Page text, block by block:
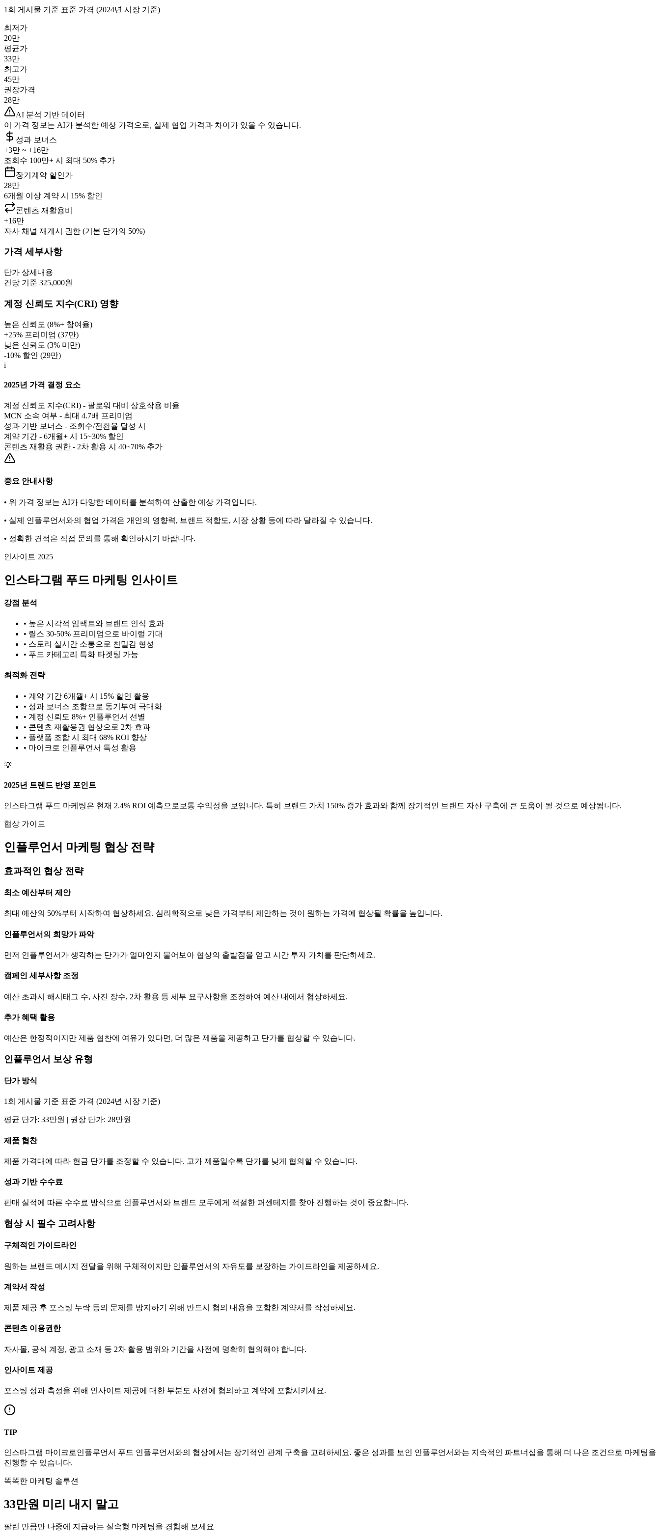
1회 게시물 기준 표준 가격 (2024년 시장 기준)
최저가
20만
평균가
33만
최고가
45만
권장가격
28만
AI 분석 기반 데이터
이 가격 정보는 AI가 분석한 예상 가격으로, 실제 협업 가격과 차이가 있을 수 있습니다.
성과 보너스
+3만 ~ +16만
조회수 100만+ 시 최대 50% 추가
장기계약 할인가
28만
6개월 이상 계약 시 15% 할인
콘텐츠 재활용비
+16만
자사 채널 재게시 권한 (기본 단가의 50%)
가격 세부사항
단가 상세내용
건당 기준 325,000원
계정 신뢰도 지수(CRI) 영향
높은 신뢰도 (8%+ 참여율)
+25% 프리미엄 (37만)
낮은 신뢰도 (3% 미만)
-10% 할인 (29만)
i
2025년 가격 결정 요소
계정 신뢰도 지수(CRI) - 팔로워 대비 상호작용 비율
MCN 소속 여부 - 최대 4.7배 프리미엄
성과 기반 보너스 - 조회수/전환율 달성 시
계약 기간 - 6개월+ 시 15~30% 할인
콘텐츠 재활용 권한 - 2차 활용 시 40~70% 추가
중요 안내사항
• 위 가격 정보는 AI가 다양한 데이터를 분석하여 산출한 예상 가격입니다.
• 실제 인플루언서와의 협업 가격은 개인의 영향력, 브랜드 적합도, 시장 상황 등에 따라 달라질 수 있습니다.
• 정확한 견적은 직접 문의를 통해 확인하시기 바랍니다.
인사이트 2025
인스타그램 푸드 마케팅 인사이트
강점 분석
• 높은 시각적 임팩트와 브랜드 인식 효과
• 릴스 30-50% 프리미엄으로 바이럴 기대
• 스토리 실시간 소통으로 친밀감 형성
• 푸드 카테고리 특화 타겟팅 가능
최적화 전략
• 계약 기간 6개월+ 시 15% 할인 활용
• 성과 보너스 조항으로 동기부여 극대화
• 계정 신뢰도 8%+ 인플루언서 선별
• 콘텐츠 재활용권 협상으로 2차 효과
• 플랫폼 조합 시 최대 68% ROI 향상
• 마이크로 인플루언서 특성 활용
💡
2025년 트렌드 반영 포인트
인스타그램 푸드 마케팅은 현재 2.4% ROI 예측으로 보통 수익성을 보입니다. 특히 브랜드 가치 150% 증가 효과와 함께 장기적인 브랜드 자산 구축에 큰 도움이 될 것으로 예상됩니다.
협상 가이드
인플루언서 마케팅 협상 전략
효과적인 협상 전략
최소 예산부터 제안
최대 예산의 50%부터 시작하여 협상하세요. 심리학적으로 낮은 가격부터 제안하는 것이 원하는 가격에 협상될 확률을 높입니다.
인플루언서의 희망가 파악
먼저 인플루언서가 생각하는 단가가 얼마인지 물어보아 협상의 출발점을 얻고 시간 투자 가치를 판단하세요.
캠페인 세부사항 조정
예산 초과시 해시태그 수, 사진 장수, 2차 활용 등 세부 요구사항을 조정하여 예산 내에서 협상하세요.
추가 혜택 활용
예산은 한정적이지만 제품 협찬에 여유가 있다면, 더 많은 제품을 제공하고 단가를 협상할 수 있습니다.
인플루언서 보상 유형
단가방식
1회 게시물 기준 표준 가격 (2024년 시장 기준)
평균 단가: 33만원 | 권장 단가: 28만원
제품 협찬
제품 가격대에 따라 현금 단가를 조정할 수 있습니다. 고가 제품일수록 단가를 낮게 협의할 수 있습니다.
성과 기반 수수료
판매 실적에 따른 수수료 방식으로 인플루언서와 브랜드 모두에게 적절한 퍼센테지를 찾아 진행하는 것이 중요합니다.
협상 시 필수 고려사항
구체적인 가이드라인
원하는 브랜드 메시지 전달을 위해 구체적이지만 인플루언서의 자유도를 보장하는 가이드라인을 제공하세요.
계약서 작성
제품 제공 후 포스팅 누락 등의 문제를 방지하기 위해 반드시 협의 내용을 포함한 계약서를 작성하세요.
콘텐츠 이용권한
자사몰, 공식 계정, 광고 소재 등 2차 활용 범위와 기간을 사전에 명확히 협의해야 합니다.
인사이트 제공
포스팅 성과 측정을 위해 인사이트 제공에 대한 부분도 사전에 협의하고 계약에 포함시키세요.
TIP
인스타그램 마이크로인플루언서 푸드 인플루언서와의 협상에서는 장기적인 관계 구축을 고려하세요. 좋은 성과를 보인 인플루언서와는 지속적인 파트너십을 통해 더 나은 조건으로 마케팅을
진행할 수 있습니다.
똑똑한 마케팅 솔루션
33만원 미리 내지 말고
팔린 만큼만 나중에 지급하는 실속형 마케팅을 경험해 보세요